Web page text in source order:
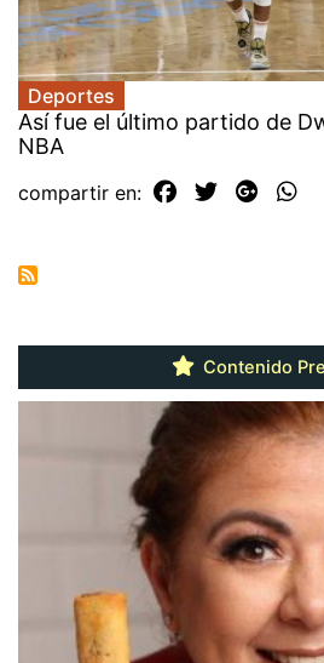
Deportes
Así fue el último partido de
NBA
compartir en:
Contenido